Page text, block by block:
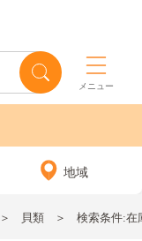
メニュー
地域
貝類 検索条件:在